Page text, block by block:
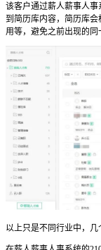
该客户通过薪人薪事人事
到简历库内容，简历库
用等，避免之前出现的同
以上只是不同行业中，几